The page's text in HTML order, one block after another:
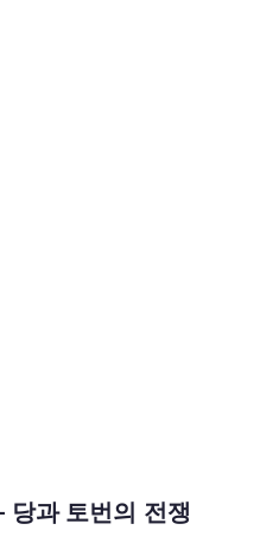
과 토번의 전쟁